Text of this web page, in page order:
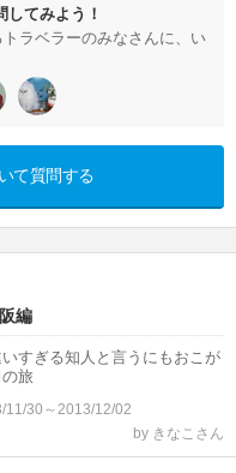
てみよう！
ラベラーのみなさんに、い
て質問する
編
すぎる知人と言うにもおこが
旅
11/30～2013/12/02
by きなこさん